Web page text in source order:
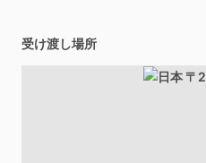
受け渡し場所